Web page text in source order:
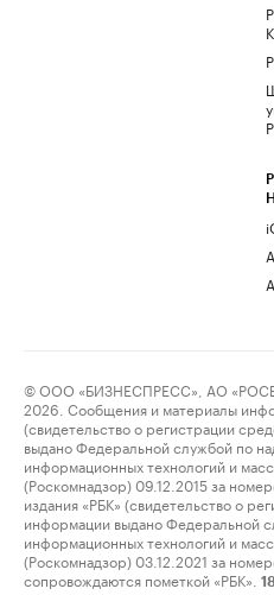
© ООО «БИЗНЕСПРЕСС», АО
2026. Сообщения и материалы
(свидетельство о регистрации
выдано Федеральной службой по
информационных технологий и
(Роскомнадзор) 09.12.2015 за
издания «РБК» (свидетельство о
информации выдано Федеральной
информационных технологий и
(Роскомнадзор) 03.12.2021 за
сопровождаются пометкой «РБК».